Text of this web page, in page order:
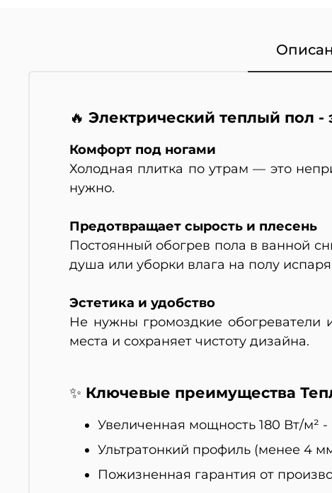
🔥 Электрический теплый пол
Комфорт под ногами
Холодная плитка по утрам — это
нужно.
Предотвращает сырость и плесень
Постоянный обогрев пола в ванной
душа или уборки влага на полу
Эстетика и удобство
Не нужны громоздкие обогреватели
места и сохраняет чистоту дизайна.
✨ Ключевые преимущества
Увеличенная мощность 180 Вт/м²
Ультратонкий профиль (менее 4
Пожизненная гарантия от